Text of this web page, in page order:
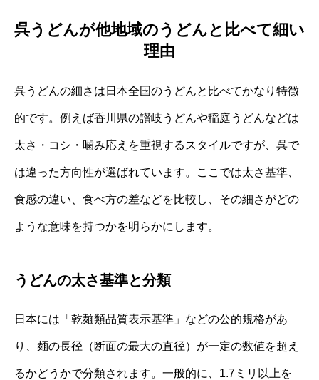
呉うどんが他地域のうどんと比べて細い
理由
呉うどんの細さは日本全国のうどんと比べてかなり特徴
的です。例えば香川県の讃岐うどんや稲庭うどんなどは
太さ・コシ・噛み応えを重視するスタイルですが、呉で
は違った方向性が選ばれています。ここでは太さ基準、
食感の違い、食べ方の差などを比較し、その細さがどの
ような意味を持つかを明らかにします。
うどんの太さ基準と分類
日本には「乾麺類品質表示基準」などの公的規格があ
り、麺の長径（断面の最大の直径）が一定の数値を超え
るかどうかで分類されます。一般的に、1.7ミリ以上を